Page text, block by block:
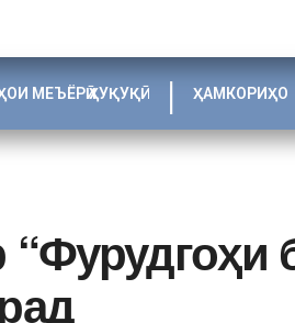
МЕЪЁРӢ ҲУҚУҚӢ ҲАМКОРИҲО